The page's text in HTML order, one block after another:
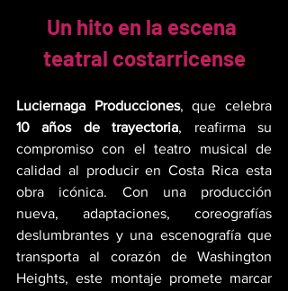
Un hito en la escena
teatral costarricense
Luciernaga Producciones
10 años de trayectoria, reafirma su
compromiso con el teatro musical de
calidad al producir en Costa Rica esta
obra icónica. Con una producción
nueva, adaptaciones, coreografías
deslumbrantes y una escenografía que
transporta al corazón de Washington
Heights, este montaje promete marcar